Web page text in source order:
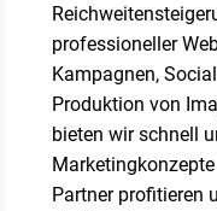
professioneller
Kampagnen,
Produktion von
bieten wir schnell
Partner profitieren